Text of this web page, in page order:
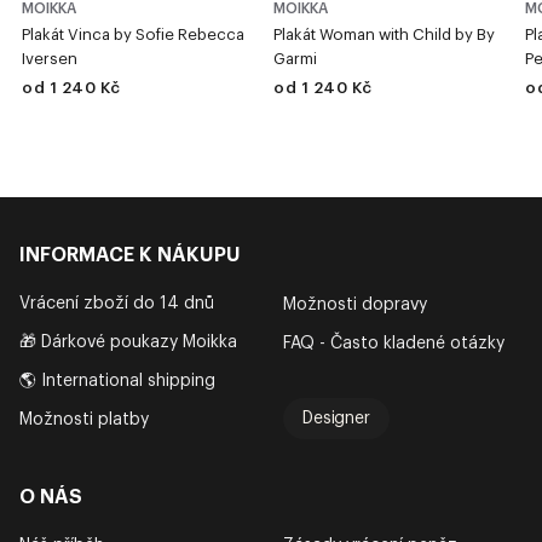
MOIKKA
Plakát Vinca by Sofie Rebecca
Iversen
od 1 240 Kč
MOIKKA
Plakát Woman with Child by By
Garmi
od 1 240 Kč
INFORMACE K NÁKUPU
Vrácení zboží do 14 dnů
🎁 Dárkové poukazy Moikka
🌎 International shipping
Možnosti platby
Možnosti dopravy
FAQ - Často kladené otázky
Designer
O NÁS